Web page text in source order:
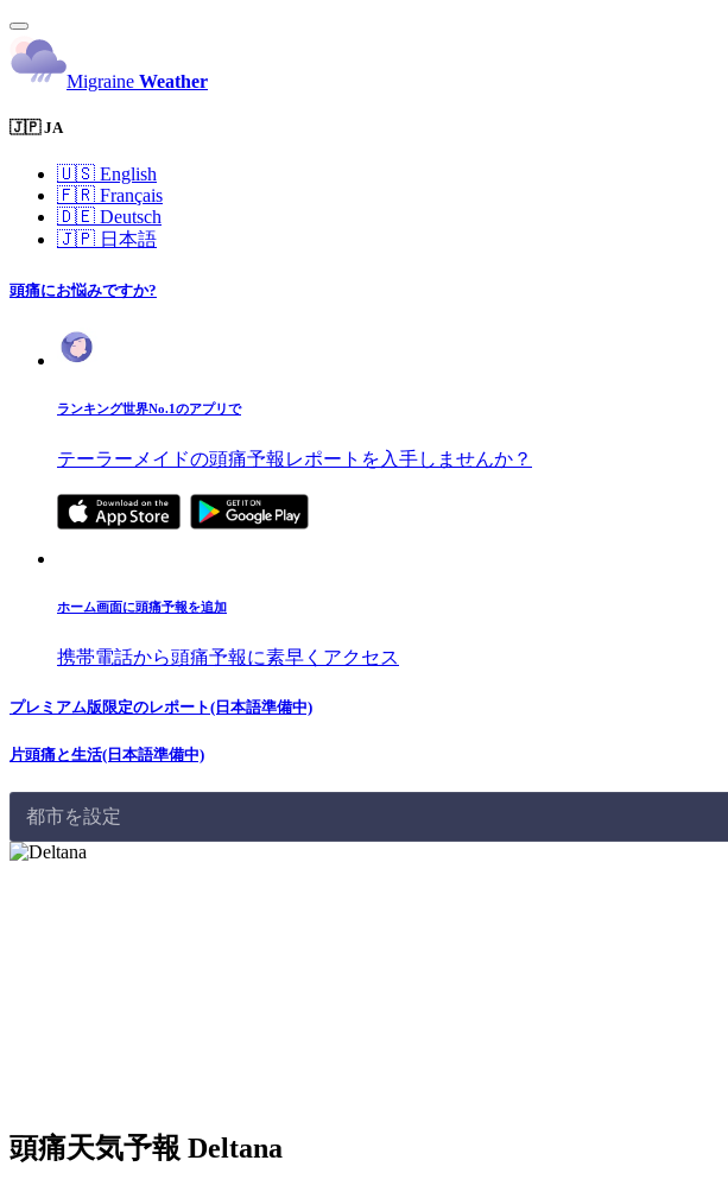
Migraine Weather
🇯🇵 JA
🇺🇸 English
🇫🇷 Français
🇩🇪 Deutsch
🇯🇵 日本語
頭痛にお悩みですか?
ランキング世界No.1のアプリで
テーラーメイドの頭痛予報レポートを入手しませんか？
ホーム画面に頭痛予報を追加
携帯電話から頭痛予報に素早くアクセス
プレミアム版限定のレポート(日本語準備中)
片頭痛と生活(日本語準備中)
都市を設定
頭痛天気予報 Deltana